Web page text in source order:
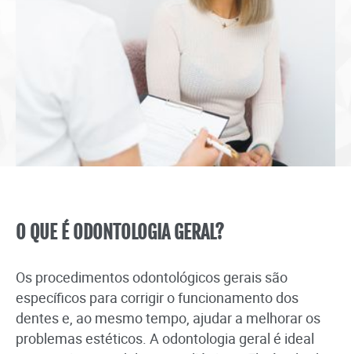
O QUE É ODONTOLOGIA GERAL?
Os procedimentos odontológicos gerais são
específicos para corrigir o funcionamento dos
dentes e, ao mesmo tempo, ajudar a melhorar os
problemas estéticos. A odontologia geral é ideal